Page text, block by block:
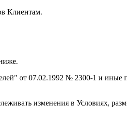
Клиентам.
от 07.02.1992 № 2300-1 и иные
изменения в Условиях,